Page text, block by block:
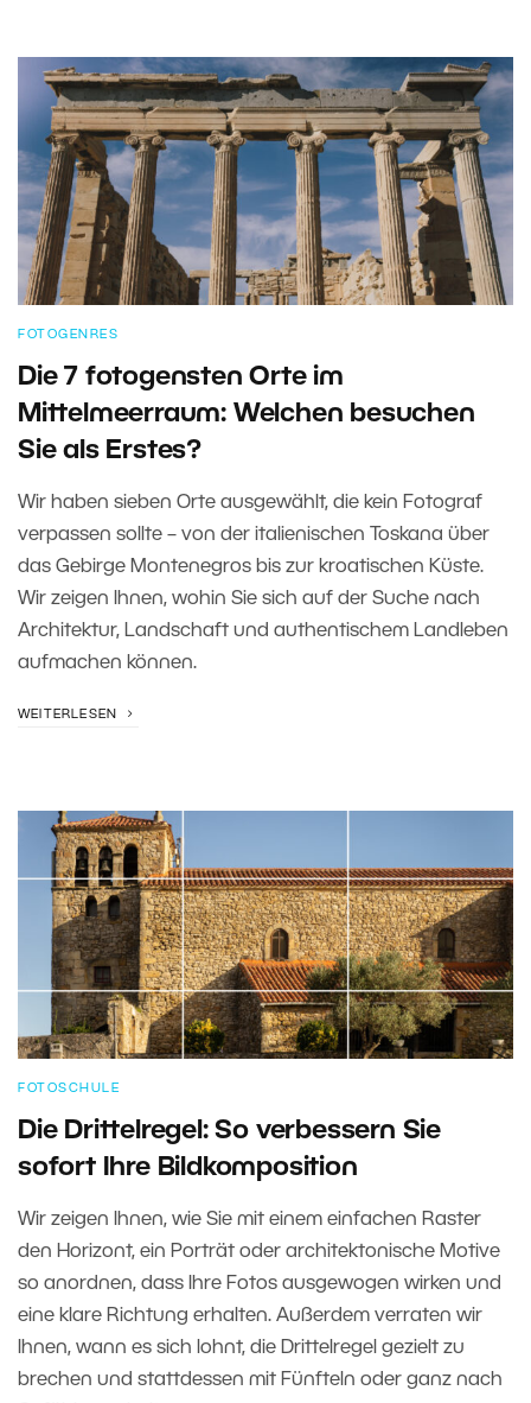
FOTOGENRES
Die 7 fotogensten Orte im
Mittelmeerraum: Welchen besuchen
Sie als Erstes?
Wir haben sieben Orte ausgewählt, die kein Fotograf
verpassen sollte – von der italienischen Toskana über
das Gebirge Montenegros bis zur kroatischen Küste.
Wir zeigen Ihnen, wohin Sie sich auf der Suche nach
Architektur, Landschaft und authentischem Landleben
aufmachen können.
WEITERLESEN
FOTOSCHULE
Die Drittelregel: So verbessern Sie
sofort Ihre Bildkomposition
Wir zeigen Ihnen, wie Sie mit einem einfachen Raster
den Horizont, ein Porträt oder architektonische Motive
so anordnen, dass Ihre Fotos ausgewogen wirken und
eine klare Richtung erhalten. Außerdem verraten wir
Ihnen, wann es sich lohnt, die Drittelregel gezielt zu
brechen und stattdessen mit Fünfteln oder ganz nach